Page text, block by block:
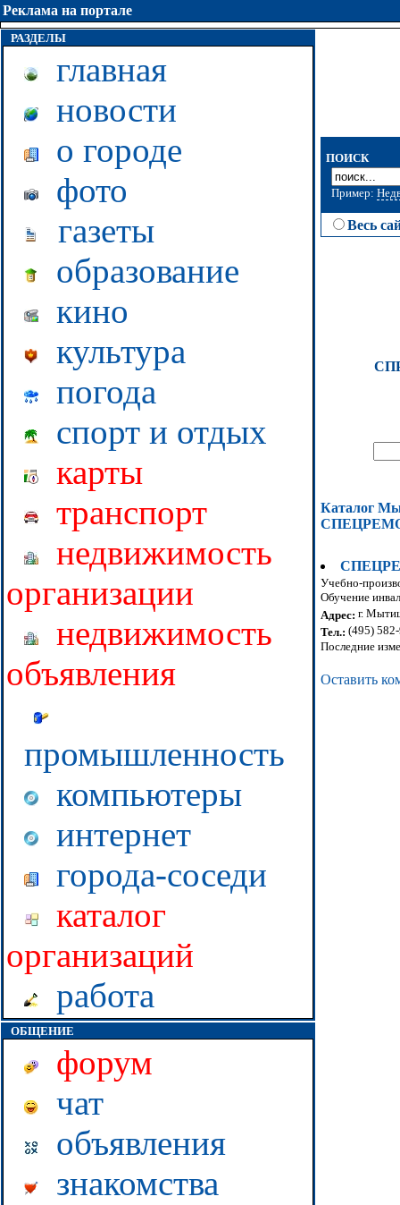
Реклама на портале
РАЗДЕЛЫ
главная
новости
о городе
фото
газеты
образование
кино
культура
погода
спорт и отдых
карты
транспорт
недвижимость
организации
недвижимость
объявления
промышленность
компьютеры
интернет
города-соседи
каталог
организаций
работа
ОБЩЕНИЕ
форум
чат
объявления
знакомства
ПОИСК
Пример:
Весь
Каталог
Учебно-
Обучение
Адрес: г.
Тел.: (495)
Последние
Оставить